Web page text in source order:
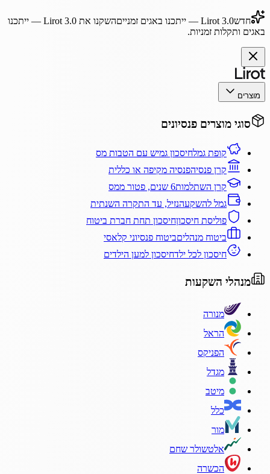
חדשLirot 3.0 — ייתכנו באגים זמנייםהשקנו את Lirot 3.0— ייתכנו
באגים ותקלות זמניות.
מוצרים
סוגי מוצרים פנסיונים
קופת גמלחיסכון גמיש עם הטבות מס
קרן פנסיהפנסיה מקיפה או כללית
קרן השתלמות6 שנים, פטור ממס
גמל להשקעהנזיל, עד התקרה השנתית
פוליסת חיסכוןחיסכון תחת חברת ביטוח
ביטוח מנהליםביטוח פנסיוני קלאסי
חיסכון לכל ילדחיסכון למען הילדים
מנהלי השקעות
מנורה
הראל
הפניקס
מגדל
מיטב
כלל
מור
אלטשולר שחם
הכשרה